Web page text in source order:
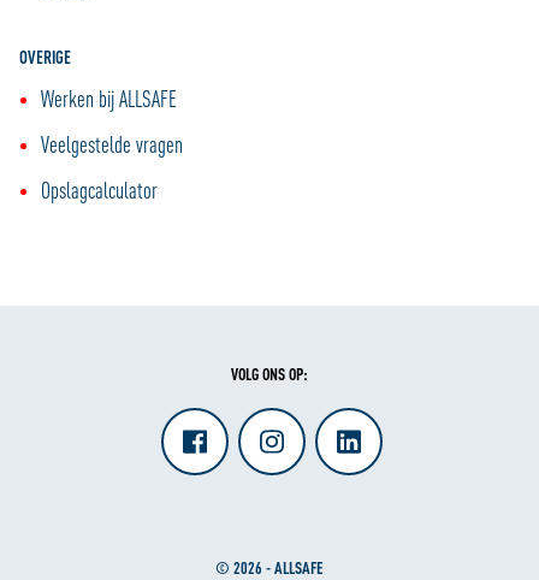
OVERIGE
Werken bij ALLSAFE
Veelgestelde vragen
Opslagcalculator
VOLG ONS OP:
© 2026 - ALLSAFE